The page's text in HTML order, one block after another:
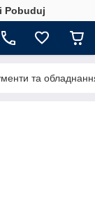
Pobuduj
та